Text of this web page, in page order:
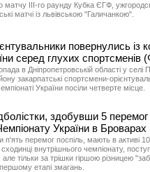
матчу ІІІ-го раунду Кубка ЄГФ,
матчі із львівською "Галичанкою".
повернулись із
серед глухих
в Дніпропетровській області у селі
закарпатські спортсмени-
України посіли четверте місце.
здобувши 5 перемог
України в Броварах
п'ять перемог поспіль, мають в активі
внутрішнього чемпіонату,
але тільки за трішки гіршою різницею
етапі змагань.